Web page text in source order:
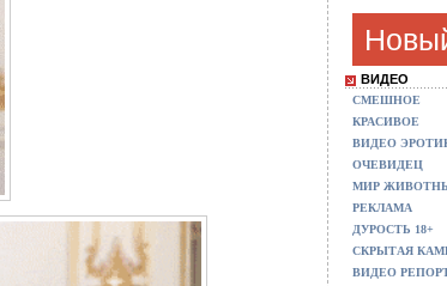
ВИДЕО
СМЕШНОЕ
КРАСИВОЕ
ВИДЕО
ОЧЕВИДЕЦ
МИР
РЕКЛАМА
ДУРОСТЬ 18+
СКРЫТАЯ
ВИДЕО